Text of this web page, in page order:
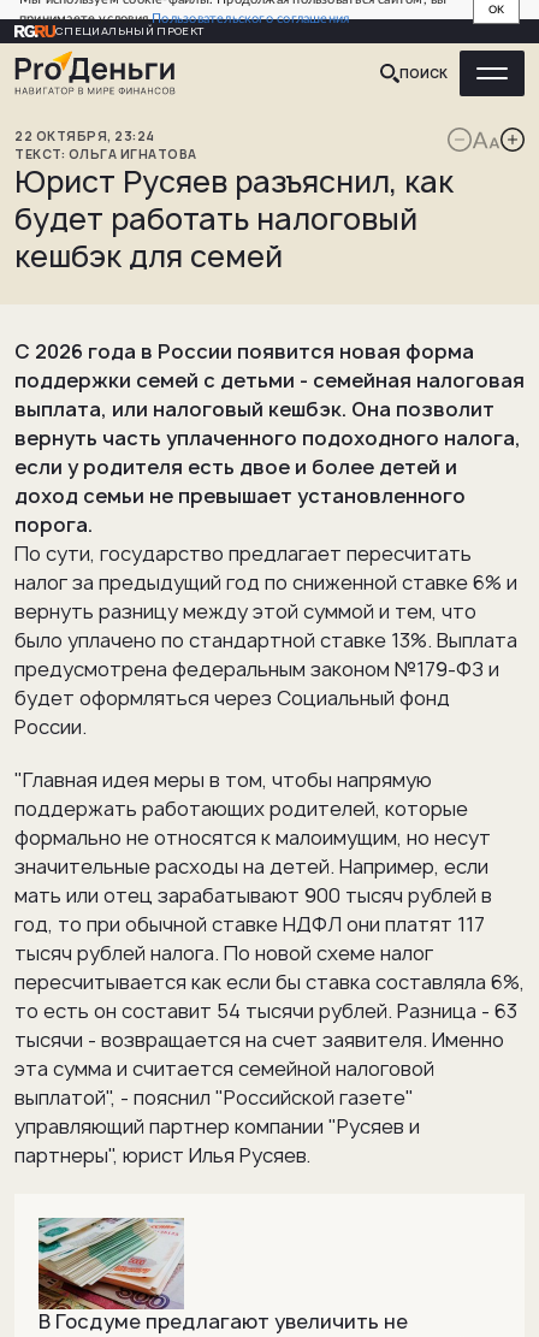
принимаете условияПользовательского соглашения
OK
СПЕЦИАЛЬНЫЙ ПРОЕКТ
ПОИСК
22 ОКТЯБРЯ, 23:24
ОЛЬГА ИГНАТОВА
Юрист Русяев разъяснил, как
будет работать налоговый
кешбэк для семей
С 2026 года в России появится новая форма
поддержки семей с детьми - семейная налоговая
выплата, или налоговый кешбэк. Она позволит
вернуть часть уплаченного подоходного налога,
если у родителя есть двое и более детей и
доход семьи не превышает установленного
порога.
По сути, государство предлагает пересчитать
налог за предыдущий год по сниженной ставке 6% и
вернуть разницу между этой суммой и тем, что
было уплачено по стандартной ставке 13%. Выплата
предусмотрена федеральным законом №179-ФЗ и
будет оформляться через Социальный фонд
России.
"Главная идея меры в том, чтобы напрямую
поддержать работающих родителей, которые
формально не относятся к малоимущим, но несут
значительные расходы на детей. Например, если
мать или отец зарабатывают 900 тысяч рублей в
год, то при обычной ставке НДФЛ они платят 117
тысяч рублей налога. По новой схеме налог
пересчитывается как если бы ставка составляла 6%,
то есть он составит 54 тысячи рублей. Разница - 63
тысячи - возвращается на счет заявителя. Именно
эта сумма и считается семейной налоговой
выплатой", - пояснил "Российской газете"
управляющий партнер компании "Русяев и
партнеры", юрист Илья Русяев.
В Госдуме предлагают увеличить не